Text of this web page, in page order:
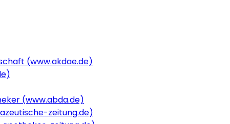
(www.akdae.de)
(www.abda.de)
zeitung.de)